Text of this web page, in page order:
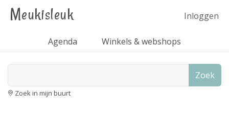
Meukisleuk Inloggen
Agenda Winkels & webshops
Zoek
Zoek in mijn buurt